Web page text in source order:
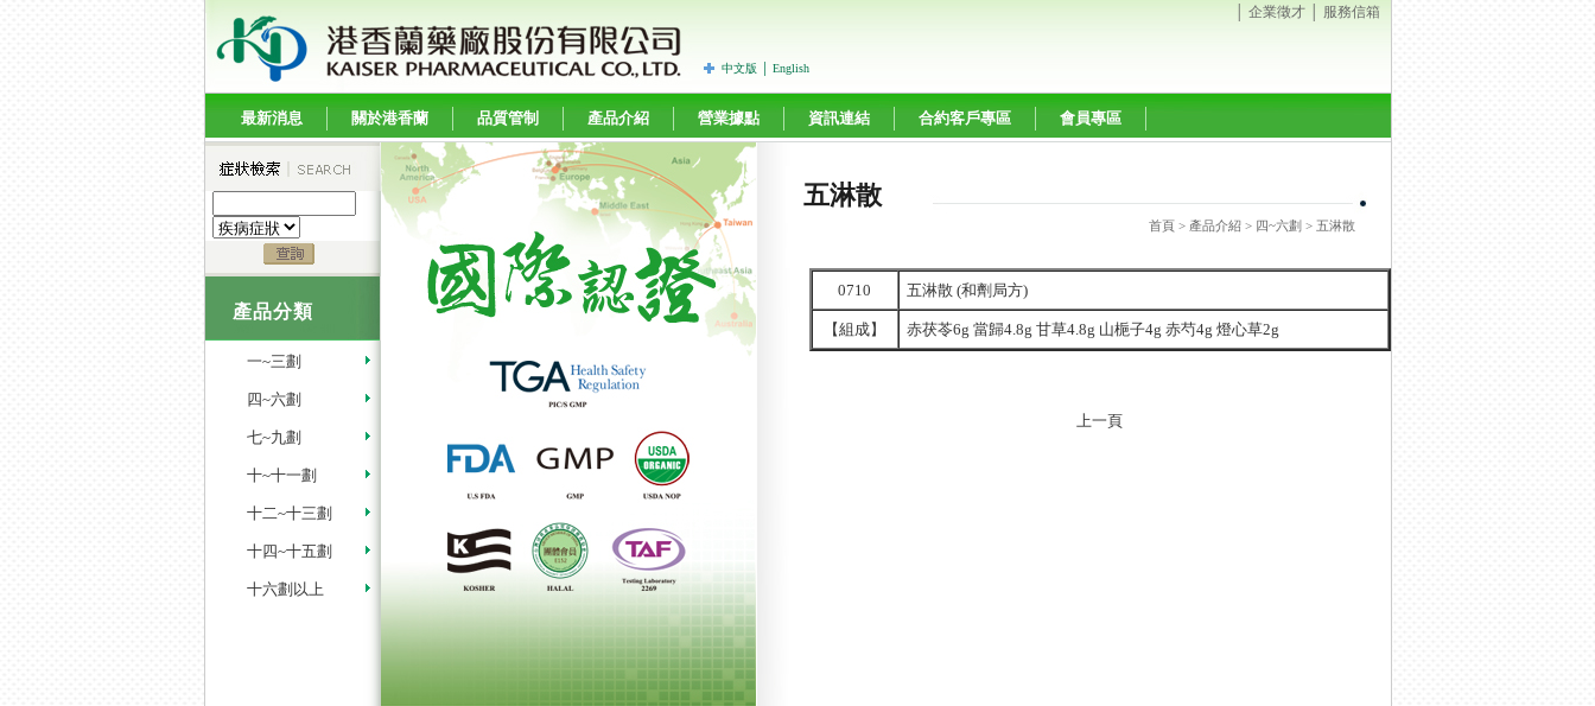
企業徵才│ 服務信箱
中文版 English
最新消息 關於港香蘭 品質管制 產品介紹 營業據點 資訊連結 合約客戶專區 會員專區
產品分類
一~三劃
四~六劃
七~九劃
十~十一劃
十二~十三劃
十四~十五劃
十六劃以上
五淋散
首頁> 產品介紹> 四~六劃 > 五淋散
0710 五淋散 (和劑局方)
【組成】 赤茯苓6g 當歸4.8g 甘草4.8g 山梔子4g 赤芍4g 燈心草2g
上一頁